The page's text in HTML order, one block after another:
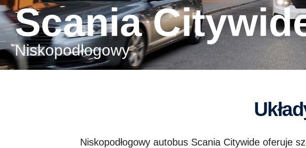
Scania
Niskopodłogowy
Niskopodłogowy autobus Scania Citywide oferuje